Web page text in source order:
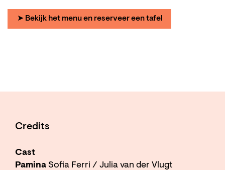
➤ Bekijk het menu en reserveer een tafel
Credits
Cast
Pamina Sofia Ferri / Julia van der Vlugt